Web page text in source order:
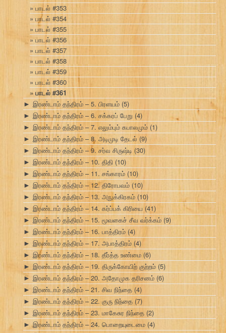
பாடல் #353
பாடல் #354
பாடல் #355
பாடல் #356
பாடல் #357
பாடல் #358
பாடல் #359
பாடல் #360
பாடல் #361
► இரண்டாம் தந்திரம் – 5. பிரளயம் (5)
► இரண்டாம் தந்திரம் – 6. சக்கரப் பேறு (4)
► இரண்டாம் தந்திரம் – 7. எலும்பும் கபாலமும் (1)
► இரண்டாம் தந்திரம் – 8. அடிமுடி தேடல் (9)
► இரண்டாம் தந்திரம் – 9. சர்வ சிருஷ்டி (30)
► இரண்டாம் தந்திரம் – 10. திதி (10)
► இரண்டாம் தந்திரம் – 11. சங்காரம் (10)
► இரண்டாம் தந்திரம் – 12. திரோபவம் (10)
► இரண்டாம் தந்திரம் – 13. அநுக்கிரகம் (10)
► இரண்டாம் தந்திரம் – 14. கர்ப்பக் கிரியை (41)
► இரண்டாம் தந்திரம் – 15. மூவகைச் சீவ வர்க்கம் (9)
► இரண்டாம் தந்திரம் – 16. பாத்திரம் (4)
► இரண்டாம் தந்திரம் – 17. அபாத்திரம் (4)
► இரண்டாம் தந்திரம் – 18. தீர்த்த உண்மை (6)
► இரண்டாம் தந்திரம் – 19. திருக்கோயிற் குற்றம் (5)
► இரண்டாம் தந்திரம் – 20. அதோமுக தரிசனம் (6)
► இரண்டாம் தந்திரம் – 21. சிவ நிந்தை (4)
► இரண்டாம் தந்திரம் – 22. குரு நிந்தை (7)
► இரண்டாம் தந்திரம் – 23. மாகேசுர நிந்தை (2)
► இரண்டாம் தந்திரம் – 24. பொறையுடைமை (4)